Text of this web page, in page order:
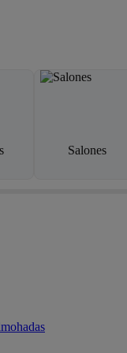
Salones